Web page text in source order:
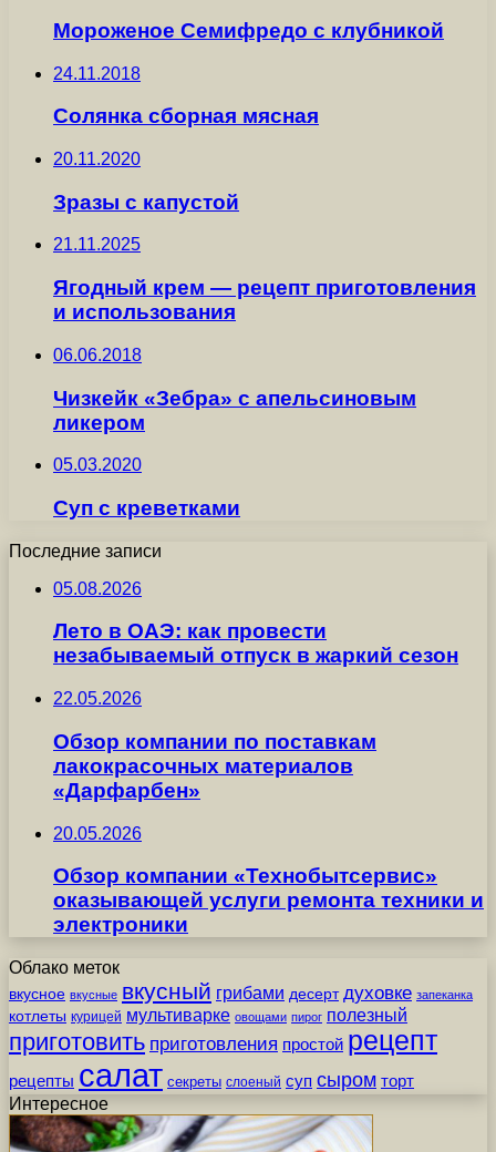
Мороженое Семифредо с клубникой
24.11.2018
Солянка сборная мясная
20.11.2020
Зразы с капустой
21.11.2025
Ягодный крем — рецепт приготовления
и использования
06.06.2018
Чизкейк «Зебра» с апельсиновым
ликером
05.03.2020
Суп с креветками
Последние записи
05.08.2026
Лето в ОАЭ: как провести
незабываемый отпуск в жаркий сезон
22.05.2026
Обзор компании по поставкам
лакокрасочных материалов
«Дарфарбен»
20.05.2026
Обзор компании «Технобытсервис»
оказывающей услуги ремонта техники и
электроники
Облако меток
вкусное вкусные вкусный грибами десерт духовке запеканка
котлеты курицей мультиварке овощами пирог полезный
приготовить приготовления простой рецепт
рецепты салат секреты слоеный суп сыром торт
Интересное